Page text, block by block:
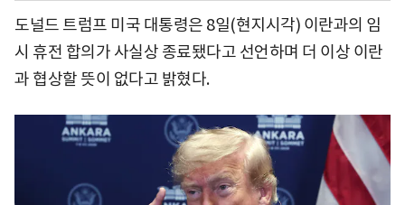
도널드 트럼프 미국 대통령은 8일(현지시각) 이란과의 임
시 휴전 합의가 사실상 종료됐다고 선언하며 더 이상 이란
과 협상할 뜻이 없다고 밝혔다.